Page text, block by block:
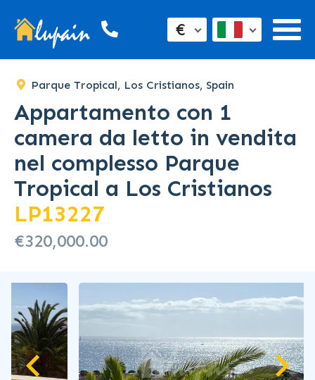
€
Parque Tropical, Los Cristianos, Spain
Appartamento con 1
camera da letto in vendita
nel complesso Parque
Tropical a Los Cristianos
LP13227
€320,000.00
SOLD